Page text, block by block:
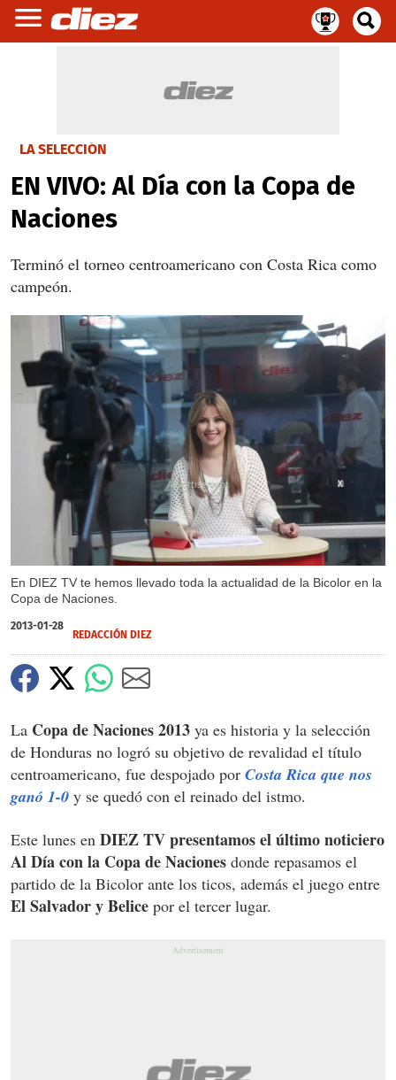
LA SELECCIÓN
EN VIVO: Al Día con la Copa de
Naciones
Terminó el torneo centroamericano con Costa Rica como
campeón.
En DIEZ TV te hemos llevado toda la actualidad de la Bicolor en la
Copa de Naciones.
X
2013-01-28
REDACCIÓN DIEZ
La Copa de Naciones 2013 ya es historia y la selección
de Honduras no logró su objetivo de revalidad el título
centroamericano, fue despojado por Costa Rica que nos
ganó 1-0 y se quedó con el reinado del istmo.
Este lunes en DIEZ TV presentamos el último noticiero
Al Día con la Copa de Naciones donde repasamos el
partido de la Bicolor ante los ticos, además el juego entre
El Salvador y Belice por el tercer lugar.